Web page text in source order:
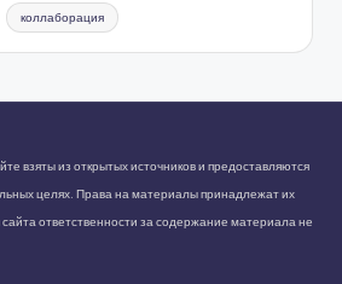
коллаборация
взяты из открытых источников и предоставляются
целях. Права на материалы принадлежат их
ответственности за содержание материала не